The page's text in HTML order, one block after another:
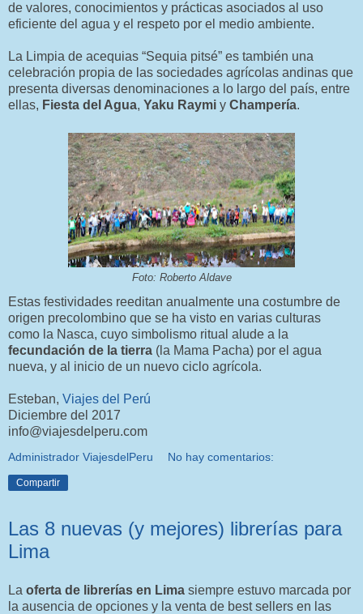
de valores, conocimientos y prácticas asociados al uso
eficiente del agua y el respeto por el medio ambiente.
La Limpia de acequias “Sequia pitsé” es también una
celebración propia de las sociedades agrícolas andinas que
presenta diversas denominaciones a lo largo del país, entre
ellas, Fiesta del Agua, Yaku Raymi y Champería.
Foto: Roberto Aldave
Estas festividades reeditan anualmente una costumbre de
origen precolombino que se ha visto en varias culturas
como la Nasca, cuyo simbolismo ritual alude a la
fecundación de la tierra (la Mama Pacha) por el agua
nueva, y al inicio de un nuevo ciclo agrícola.
Esteban, Viajes del Perú
Diciembre del 2017
info@viajesdelperu.com
Administrador ViajesdelPeru No hay comentarios:
Compartir
Las 8 nuevas (y mejores) librerías para
Lima
La oferta de librerías en Lima siempre estuvo marcada por
la ausencia de opciones y la venta de best sellers en las